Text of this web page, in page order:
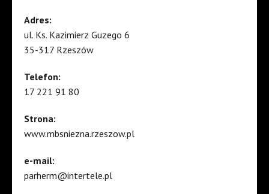
Adres:
ul. Ks. Kazimierz Guzego 6
35-317 Rzeszów
Telefon:
17 221 91 80
Strona:
www.mbsniezna.rzeszow.pl
e-mail:
parherm@intertele.pl